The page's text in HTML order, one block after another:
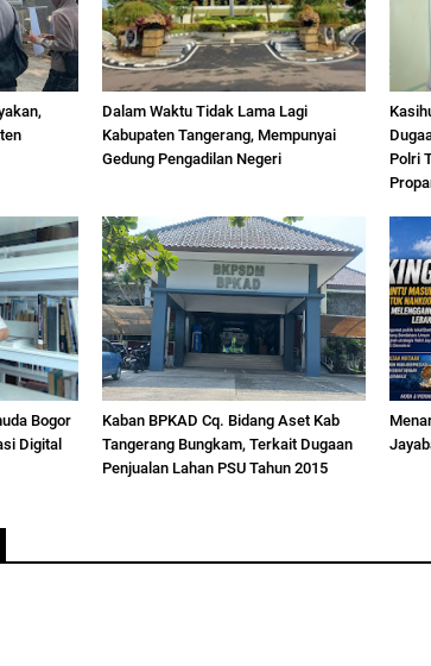
Dalam Waktu Tidak Lama Lagi
Kabupaten Tangerang, Mempunyai
Gedung Pengadilan Negeri
Polri
Bogor
Digital
Kaban BPKAD Cq. Bidang Aset Kab
Tangerang Bungkam, Terkait Dugaan
Penjualan Lahan PSU Tahun 2015